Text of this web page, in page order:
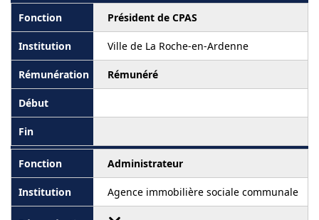
Président de CPAS
Ville de La Roche-en-Ardenne
Rémunéré
Administrateur
Agence immobilière sociale communale